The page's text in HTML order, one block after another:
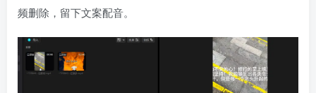
频删除，留下文案配音。